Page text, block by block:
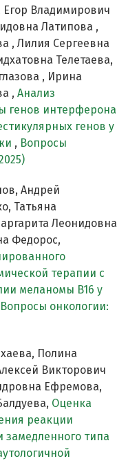
Владимирович
Латипова ,
, Лилия Сергеевна
Телетаева,
, Ирина
, Анализ
генов интерферона
генов у
, Вопросы
Андрей
Татьяна
Леонидовна
Федорос,
терапии с
меланомы B16 у
Вопросы онкологии:
Полина
Викторович
Ефремова,
Оценка
реакции
замедленного типа